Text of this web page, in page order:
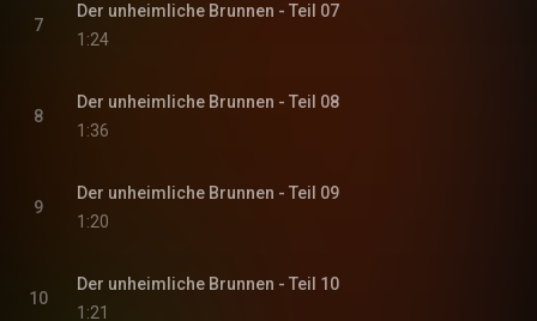
7
Der unheimliche Brunnen - Teil 07
1:24
8
Der unheimliche Brunnen - Teil 08
1:36
9
Der unheimliche Brunnen - Teil 09
1:20
10
Der unheimliche Brunnen - Teil 10
1:21